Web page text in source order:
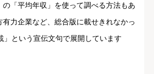
の「平均年収」を使って調べる方法もあ
有力企業など、総合版に載せきれなかっ
」という宣伝文句で展開しています